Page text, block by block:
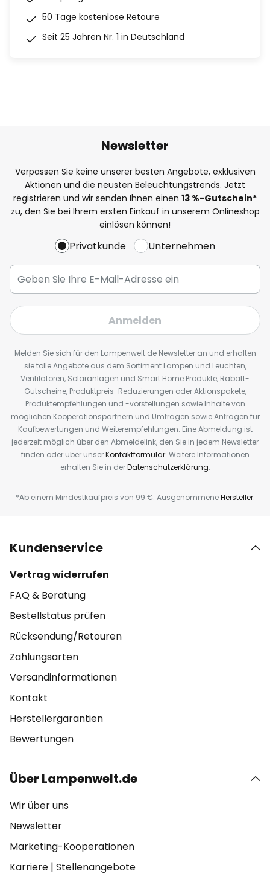
50 Tage kostenlose Retoure
Seit 25 Jahren Nr. 1 in Deutschland
Newsletter
Verpassen Sie keine unserer besten Angebote, exklusiven
Aktionen und die neusten Beleuchtungstrends. Jetzt
registrieren und wir senden Ihnen einen 13 %-Gutschein*
zu, den Sie bei Ihrem ersten Einkauf in unserem Onlineshop
einlösen können!
Privatkunde Unternehmen
Anmelden
Melden Sie sich für den Lampenwelt.de Newsletter an und erhalten
sie tolle Angebote aus dem Sortiment Lampen und Leuchten,
Ventilatoren, Solaranlagen und Smart Home Produkte, Rabatt-
Gutscheine, Produktpreis-Reduzierungen oder Aktionspakete,
Produktempfehlungen und -vorstellungen sowie Inhalte von
möglichen Kooperationspartnern und Umfragen sowie Anfragen für
Kaufbewertungen und Weiterempfehlungen. Eine Abmeldung ist
jederzeit möglich über den Abmeldelink, den Sie in jedem Newsletter
finden oder über unserKontaktformular. Weitere Informationen
erhalten Sie in derDatenschutzerklärung.
*Ab einem Mindestkaufpreis von 99 €. AusgenommeneHersteller.
Kundenservice
Vertrag widerrufen
FAQ & Beratung
Bestellstatus prüfen
Rücksendung/Retouren
Zahlungsarten
Versandinformationen
Kontakt
Herstellergarantien
Bewertungen
Über Lampenwelt.de
Wir über uns
Newsletter
Marketing-Kooperationen
Karriere | Stellenangebote